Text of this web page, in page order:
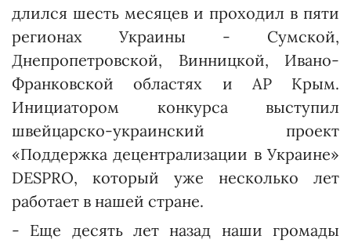
длился шесть месяцев и проходил в пяти
регионах Украины - Сумской,
Днепропетровской, Вин­ницкой, Ивано-
Франковской областях и АР Крым.
Инициатором конкурса выступил
швейцарско-украинский проект
«Поддержка де­цент­­рализации в Украине»
DESPRO, который уже несколько лет
работает в нашей стране.
- Еще десять лет назад наши громады